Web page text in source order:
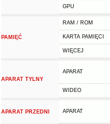
GPU
PAMIĘĆ
RAM / ROM
KARTA PAMIĘCI
WIĘCEJ
APARAT TYLNY
APARAT
WIDEO
APARAT PRZEDNI APARAT